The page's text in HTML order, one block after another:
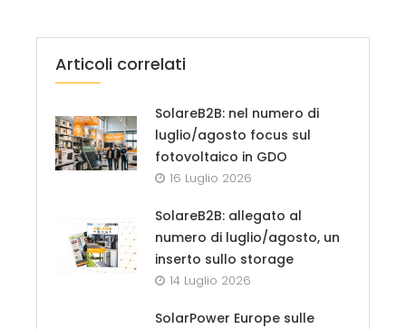
Articoli correlati
SolareB2B: nel numero di
luglio/agosto focus sul
fotovoltaico in GDO
16 Luglio 2026
SolareB2B: allegato al
numero di luglio/agosto, un
inserto sullo storage
14 Luglio 2026
SolarPower Europe sulle